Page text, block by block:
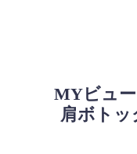
MYビュ
肩ボト